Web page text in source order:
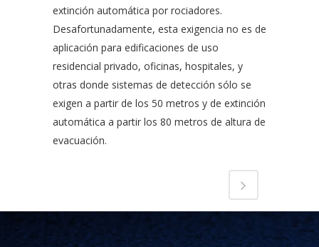
extinción automática por rociadores.
Desafortunadamente, esta exigencia no es de
aplicación para edificaciones de uso
residencial privado, oficinas, hospitales, y
otras donde sistemas de detección sólo se
exigen a partir de los 50 metros y de extinción
automática a partir los 80 metros de altura de
evacuación.